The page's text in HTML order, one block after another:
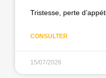
Tristesse, perte
CONSULTER
15/07/2026